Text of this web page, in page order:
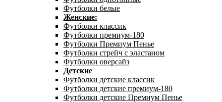
Футболки белые
Женские:
Футболки классик
Футболки премиум-180
Футболки Премиум Пенье
Футболки стрейч с эластаном
Футболки оверсайз
Детские
Футболки детские классик
Футболки детские премиум-180
Футболки детские Премиум Пенье